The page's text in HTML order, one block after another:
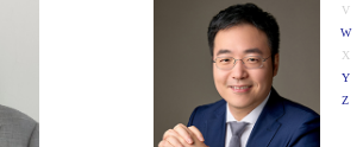
V
W
X
Y
Z